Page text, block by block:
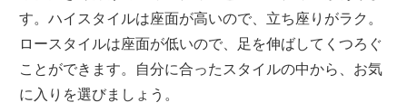
す。ハイスタイルは座面が高いので、立ち座りがラク。
ロースタイルは座面が低いので、足を伸ばしてくつろぐ
ことができます。自分に合ったスタイルの中から、お気
に入りを選びましょう。